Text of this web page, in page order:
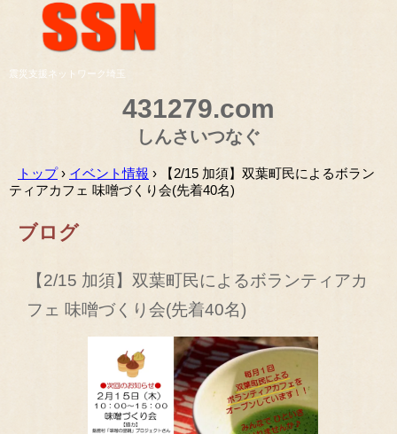
震災支援ネットワーク埼玉
431279.com
しんさいつなぐ
トップ› イベント情報 ›
【2/15 加須】双葉町民によるボラン
ティアカフェ 味噌づくり会(先着40名)
ブログ
【2/15 加須】双葉町民によるボランティアカ
フェ 味噌づくり会(先着40名)